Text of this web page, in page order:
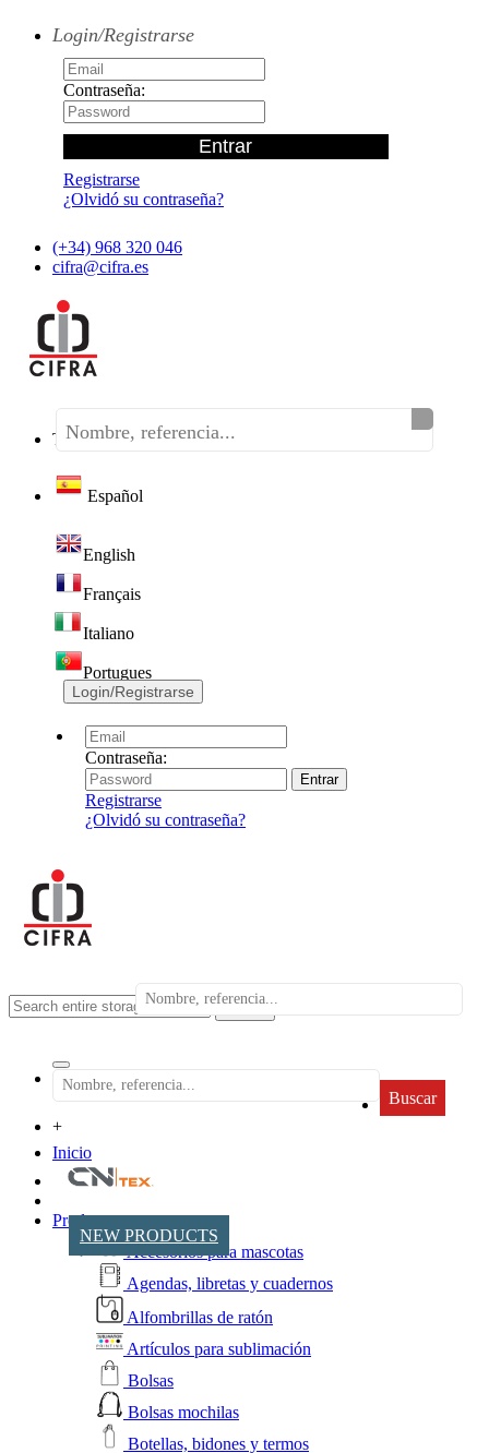
Login/Registrarse
Contraseña:
Registrarse
¿Olvidó su contraseña?
(+34) 968 320 046
cifra@cifra.es
Teléfono:(+34) 968 320 046
Español
English
Français
Italiano
Portugues
Login/Registrarse
Contraseña:
Registrarse
¿Olvidó su contraseña?
search
Buscar
+
Inicio
NEW PRODUCTS
Productos
Accesorios para mascotas
Agendas, libretas y cuadernos
Alfombrillas de ratón
Artículos para sublimación
Bolsas
Bolsas mochilas
Botellas, bidones y termos